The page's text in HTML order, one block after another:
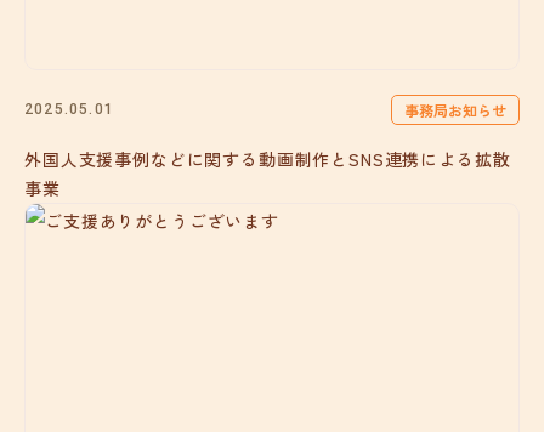
2025.05.01 事務局お知らせ
外国人支援事例などに関する動画制作とSNS連携による拡散
事業